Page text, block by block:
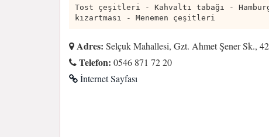
Tost çeşitleri - Kahvaltı tabağı -
kızartması - Menemen çeşitleri
Adres: Selçuk Mahallesi, Gzt. Ahmet Şener Sk.,
Telefon: 0546 871 72 20
İnternet Sayfası